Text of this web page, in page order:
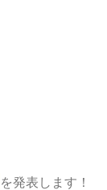
を発表します！